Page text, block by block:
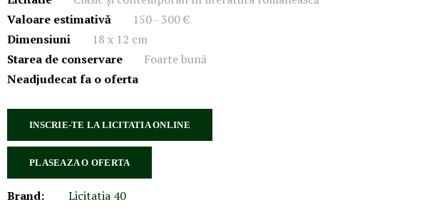
Valoare estimativă
150 - 300 €
Dimensiuni
18 x 12 cm
Starea de conservare
Foarte bună
Neadjudecat fa o oferta
INSCRIE-TE LA LICITATIA ONLINE
PLASEAZA O OFERTA
Brand: Licitatia 40